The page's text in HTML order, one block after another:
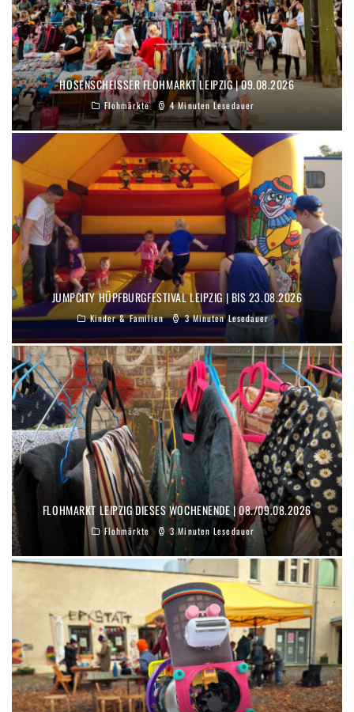
HOSENSCHEISSER FLOHMARKT LEIPZIG | 09.08.2026
Flohmärkte 4 Minuten Lesedauer
JUMPCITY HÜPFBURGFESTIVAL LEIPZIG | BIS 23.08.2026
Kinder & Familien 3 Minuten Lesedauer
FLOHMARKT LEIPZIG DIESES WOCHENENDE | 08./09.08.2026
Flohmärkte 3 Minuten Lesedauer